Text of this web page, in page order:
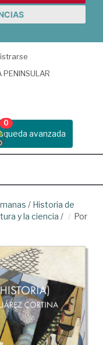
PENINSULAR
avanzada
0
/ Historia de
y la ciencia /
Por